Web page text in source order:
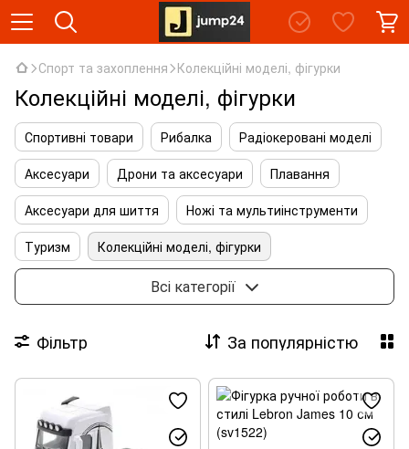
Спорт та захоплення Колекційні моделі, фігурки
Колекційні моделі, фігурки
Спортивні товари Рибалка
Радіокеровані моделі
Аксесуари
Дрони та аксесуари
Плавання
Аксесуари для шиття
Ножі та мультиінструменти
Туризм
Колекційні моделі, фігурки
Музичні інструменти
Тактичне спорядження
Рятувальне обладнання
Велосипеди та аксесуари
Оптичні прилади
Активний відпочинок, туризм та хобі
Всі категорії
Фільтр За популярністю